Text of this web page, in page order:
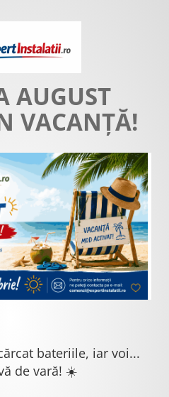
AUGUST
VACANȚĂ!
bateriile, iar voi...
de vară! ☀️